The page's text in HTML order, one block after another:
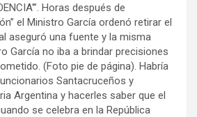
Horas después de
el Ministro García ordenó retirar el
aseguró una fuente y la misma
García no iba a brindar precisiones
(Foto pie de página). Habría
Santacruceños y
Argentina y hacerles saber que el
se celebra en la República